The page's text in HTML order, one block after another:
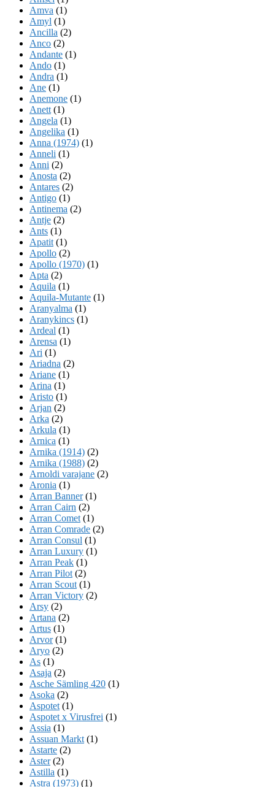
Amva (1)
Amyl (1)
Ancilla (2)
Anco (2)
Andante (1)
Ando (1)
Andra (1)
Ane (1)
Anemone (1)
Anett (1)
Angela (1)
Angelika (1)
Anna (1974) (1)
Anneli (1)
Anni (2)
Anosta (2)
Antares (2)
Antigo (1)
Antinema (2)
Antje (2)
Ants (1)
Apatit (1)
Apollo (2)
Apollo (1970) (1)
Apta (2)
Aquila (1)
Aquila-Mutante (1)
Aranyalma (1)
Aranykincs (1)
Ardeal (1)
Arensa (1)
Ari (1)
Ariadna (2)
Ariane (1)
Arina (1)
Aristo (1)
Arjan (2)
Arka (2)
Arkula (1)
Arnica (1)
Arnika (1914) (2)
Arnika (1988) (2)
Arnoldi varajane (2)
Aronia (1)
Arran Banner(1)
Arran Cairn (2)
Arran Comet (1)
Arran Comrade (2)
Arran Consul (1)
Arran Luxury (1)
Arran Peak (1)
Arran Pilot (2)
Arran Scout (1)
Arran Victory (2)
Arsy (2)
Artana (2)
Artus (1)
Arvor(1)
Aryo (2)
As (1)
Asaja (2)
Asche Sämling 420 (1)
Asoka (2)
Aspotet (1)
Aspotet x Virusfrei (1)
Assia (1)
Assuan Markt (1)
Astarte (2)
Aster(2)
Astilla (1)
Astra (1973) (1)